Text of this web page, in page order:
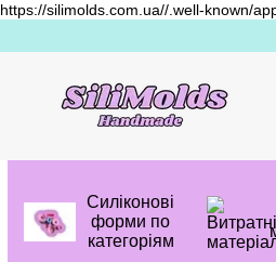
https://silimolds.com.ua//.well-known/
Силіконові
форми по
категоріям